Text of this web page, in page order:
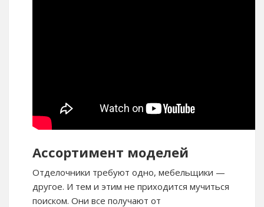
Ассортимент моделей
Отделочники требуют одно, мебельщики —
другое. И тем и этим не приходится мучиться
поиском. Они все получают от